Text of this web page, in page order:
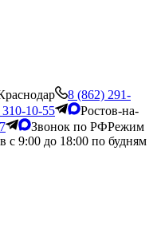
8 (862) 291-
10-55
Ростов-на-
Звонок по РФРежим
с 9:00 до 18:00 по будням